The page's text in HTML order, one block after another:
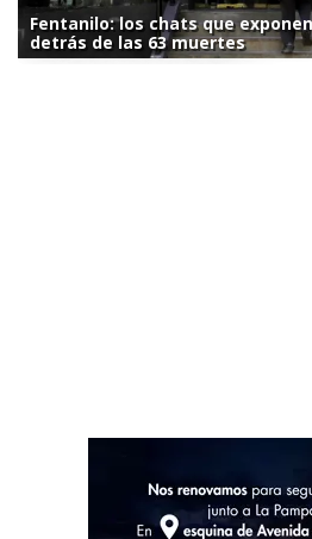
Fentanilo: los chats que
detrás de las 63 muertes